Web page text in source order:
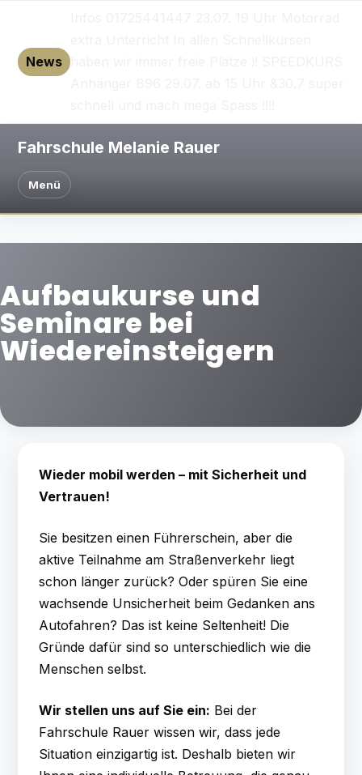
News
Fahrschule Melanie Rauer
Menü
Aufbaukurse und
Seminare bei
Wiedereinsteigern
Wieder mobil werden – mit Sicherheit und
Vertrauen!
Sie besitzen einen Führerschein, aber die
aktive Teilnahme am Straßenverkehr liegt
schon länger zurück? Oder spüren Sie eine
wachsende Unsicherheit beim Gedanken ans
Autofahren? Das ist keine Seltenheit! Die
Gründe dafür sind so unterschiedlich wie die
Menschen selbst.
Wir stellen uns auf Sie ein: Bei der
Fahrschule Rauer wissen wir, dass jede
Situation einzigartig ist. Deshalb bieten wir